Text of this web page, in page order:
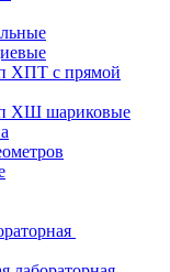
ХПТ с прямой
ХШ шариковые